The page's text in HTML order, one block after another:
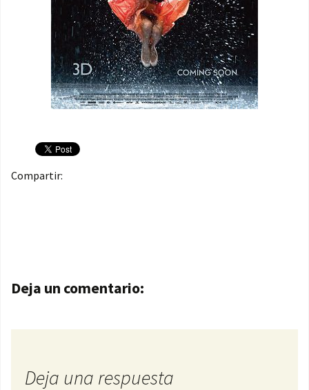
Compartir:
Navegación de entradas
Deja un comentario:
Deja una respuesta